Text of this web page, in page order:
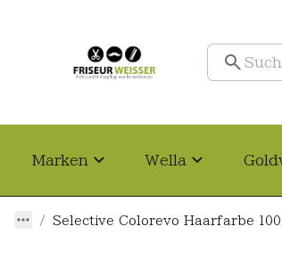
Marken Wella
Selective Colorevo Haarfarbe